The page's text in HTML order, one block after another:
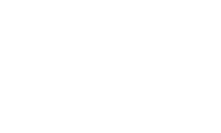
4cl.
VSOP 4cl.
4cl.